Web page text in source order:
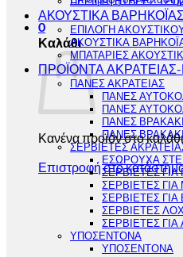
0
Καλάθι
Κανένα προϊόν στο
Επιστροφή στο
ΑΚΟΥΣΤΙΚΑ
ΕΠΙΛΟΓΗ
ΑΚΟΥΣΤΙΚΑ
ΜΠΑΤΑΡΙΕΣ
ΠΡΟΪΟΝΤΑ
ΠΑΝΕΣ ΑΚΡΑΤΕΙΑΣ
ΠΑΝΕΣ
ΠΑΝΕΣ
ΠΑΝΕΣ
ΠΑΝΕΣ
ΣΕΡΒΙΕΤΕΣ
ΕΣΩΡΟΥΧΑ
ΣΕΡΒΙΕΤΕΣ ΓΙΑ
ΣΕΡΒΙΕΤΕΣ ΓΙΑ
ΣΕΡΒΙΕΤΕΣ
ΣΕΡΒΙΕΤΕΣ
ΣΕΡΒΙΕΤΕΣ
ΥΠΟΣΕΝΤΟΝΑ
ΥΠΟΣΕΝΤΟΝΑ